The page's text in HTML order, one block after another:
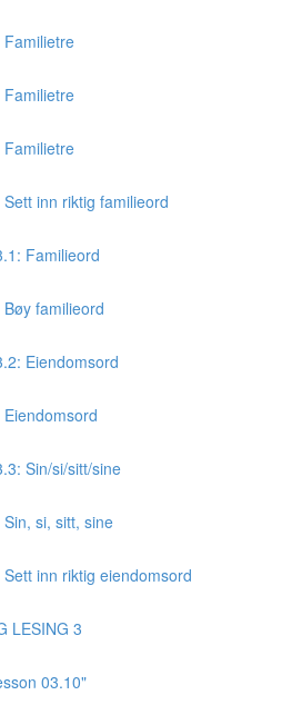
inn riktig familieord
Familieord
familieord
Eiendomsord
Sin/si/sitt/sine
si, sitt, sine
inn riktig eiendomsord
LESING 3
03.10"